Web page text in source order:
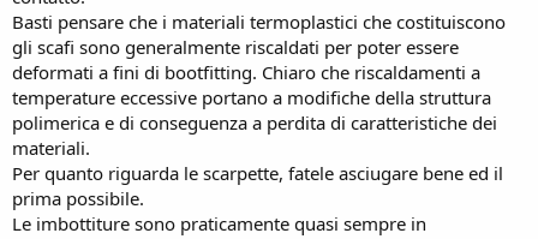
Basti pensare che i materiali termoplastici che costituiscono
gli scafi sono generalmente riscaldati per poter essere
deformati a fini di bootfitting. Chiaro che riscaldamenti a
temperature eccessive portano a modifiche della struttura
polimerica e di conseguenza a perdita di caratteristiche dei
materiali.
Per quanto riguarda le scarpette, fatele asciugare bene ed il
prima possibile.
Le imbottiture sono praticamente quasi sempre in